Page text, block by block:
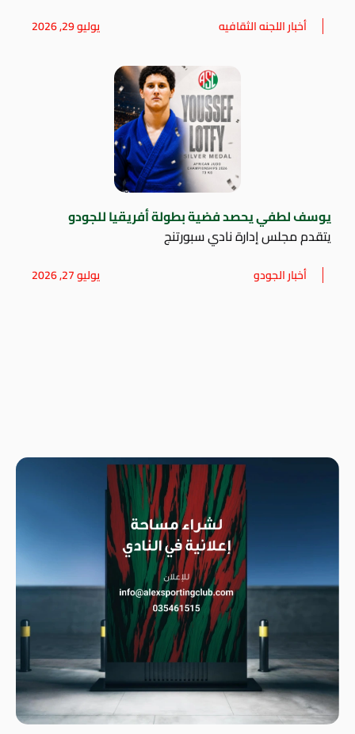
أخبار اللجنه الثقافيه يوليو 29, 2026
يوسف لطفي يحصد فضية بطولة أفريقيا للجودو
يتقدم مجلس إدارة نادي سبورتنج
أخبار الجودو يوليو 27, 2026